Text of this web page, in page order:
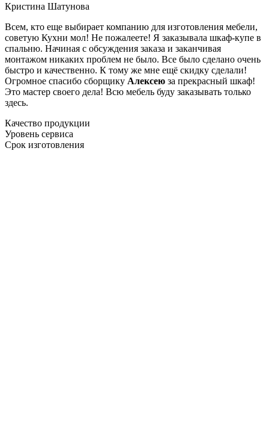
Кристина Шатунова
Всем, кто еще выбирает компанию для изготовления мебели,
советую Кухни мол! Не пожалеете! Я заказывала шкаф-купе в
спальню. Начиная с обсуждения заказа и заканчивая
монтажом никаких проблем не было. Все было сделано очень
быстро и качественно. К тому же мне ещё скидку сделали!
Огромное спасибо сборщику Алексею за прекрасный шкаф!
Это мастер своего дела! Всю мебель буду заказывать только
здесь.
Качество продукции
Уровень сервиса
Срок изготовления